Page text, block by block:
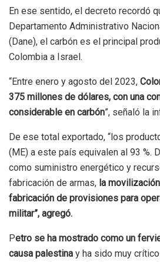
En ese sentido, el decreto recordó
Departamento Administrativo
(Dane), el carbón es el principal
Colombia a Israel.
“Entre enero y agosto del 2023,
375 millones de dólares, con una
considerable en carbón”, señaló la
De ese total exportado, “los
(ME) a este país equivalen al 93 %.
como suministro energético y
fabricación de armas, la
fabricación de provisiones para
militar”, agregó.
Petro se ha mostrado como un
causa palestina y ha sido muy